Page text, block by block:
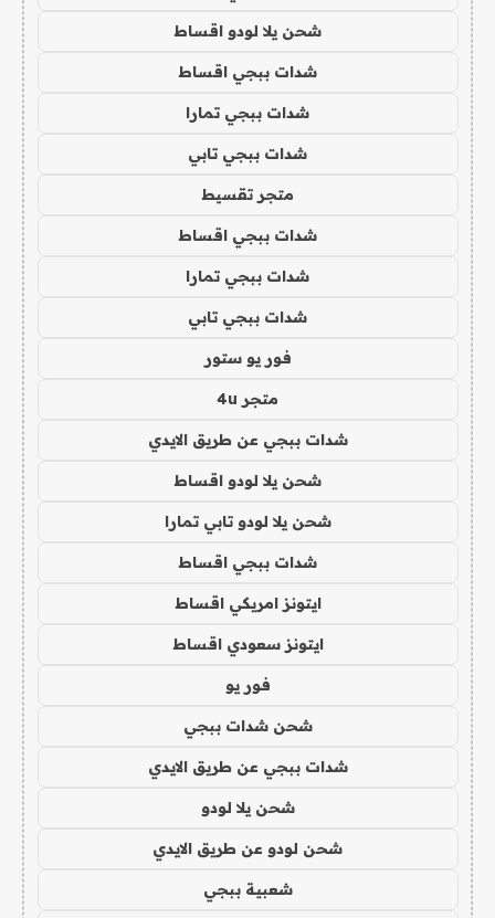
شحن يلا لودو اقساط
شدات ببجي اقساط
شدات ببجي تمارا
شدات ببجي تابي
متجر تقسيط
شدات ببجي اقساط
شدات ببجي تمارا
شدات ببجي تابي
فور يو ستور
متجر 4u
شدات ببجي عن طريق الايدي
شحن يلا لودو اقساط
شحن يلا لودو تابي تمارا
شدات ببجي اقساط
ايتونز امريكي اقساط
ايتونز سعودي اقساط
فور يو
شحن شدات ببجي
شدات ببجي عن طريق الايدي
شحن يلا لودو
شحن لودو عن طريق الايدي
شعبية ببجي